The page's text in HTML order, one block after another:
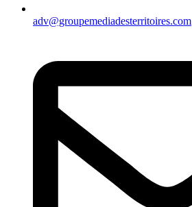
adv@groupemediadesterritoires.com